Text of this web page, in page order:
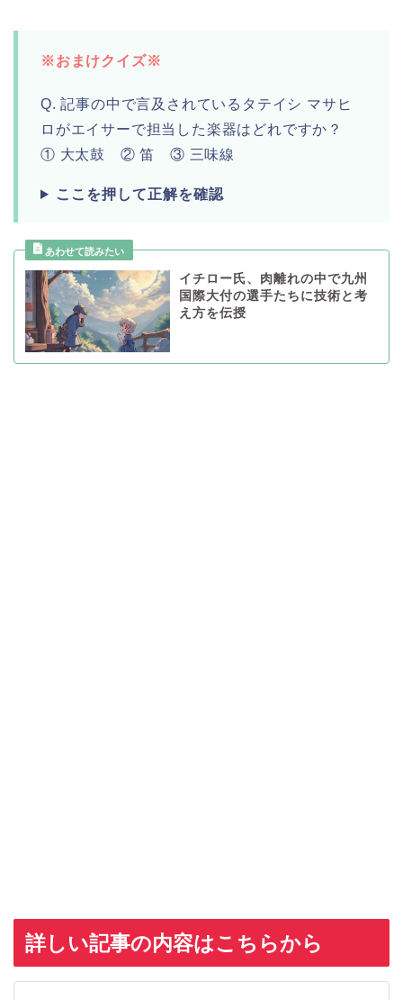
※おまけクイズ※
Q. 記事の中で言及されているタテイシ マサヒ
ロがエイサーで担当した楽器はどれですか？
① 大太鼓 ② 笛 ③ 三味線
ここを押して正解を確認
イチロー氏、肉離れの中で九州
国際大付の選手たちに技術と考
え方を伝授
詳しい記事の内容はこちらから